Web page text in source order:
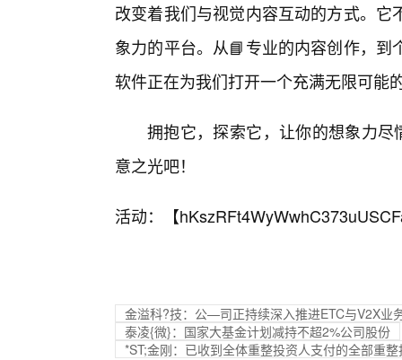
改变着我们与视觉内容互动的方式。
象力的平台。从📘专业的内容创作，
软件正在为我们打开一个充满无限可能
拥抱它，探索它，让你的想象力尽
意之光吧！
活动：【
金溢科?技：公—司正持续深入推进ETC与V2X业
泰凌{微}：国家大基金计划减持不超2%公司股份
*ST;金刚：已收到全体重整投资人支付的全部重